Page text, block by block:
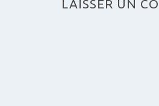
LAISSER UN